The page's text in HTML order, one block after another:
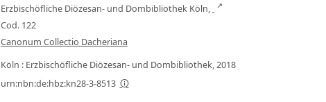
Erzbischöfliche Diözesan- und Dombibliothek Köln,
Cod. 122
Canonum Collectio Dacheriana
Köln : Erzbischöfliche Diözesan- und Dombibliothek, 2018
urn:nbn:de:hbz:kn28-3-8513